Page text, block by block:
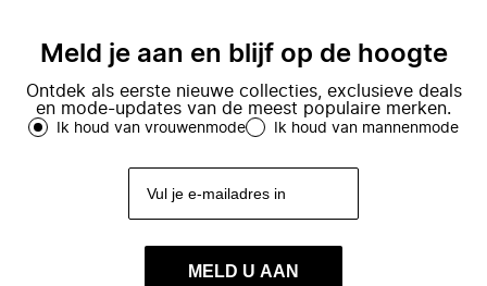
Meld je aan en blijf op de hoogte
Ontdek als eerste nieuwe collecties, exclusieve deals
en mode-updates van de meest populaire merken.
Ik houd van vrouwenmode Ik houd van mannenmode
MELD U AAN